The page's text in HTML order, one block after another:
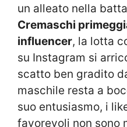
un alleato nella
Cremaschi
influencer, la lotta
su Instagram si
scatto ben gradito
maschile resta a
suo entusiasmo, i
favorevoli non sono